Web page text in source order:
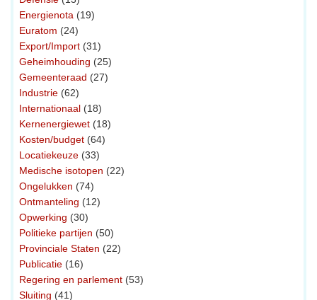
Energienota (19)
Euratom (24)
Export/Import (31)
Geheimhouding (25)
Gemeenteraad (27)
Industrie (62)
Internationaal (18)
Kernenergiewet (18)
Kosten/budget (64)
Locatiekeuze (33)
Medische isotopen (22)
Ongelukken (74)
Ontmanteling (12)
Opwerking (30)
Politieke partijen (50)
Provinciale Staten (22)
Publicatie (16)
Regering en parlement (53)
Sluiting (41)